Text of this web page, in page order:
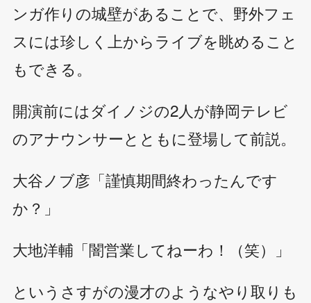
ンガ作りの城壁があることで、野外フェ
スには珍しく上からライブを眺めること
もできる。
開演前にはダイノジの2人が静岡テレビ
のアナウンサーとともに登場して前説。
大谷ノブ彦「謹慎期間終わったんです
か？」
大地洋輔「闇営業してねーわ！（笑）」
というさすがの漫才のようなやり取りも